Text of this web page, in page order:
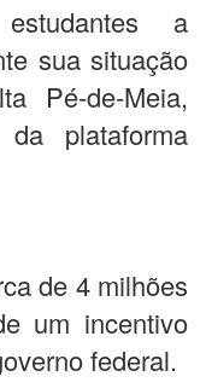
a
sua situação
Pé-de-Meia,
plataforma
de 4 milhões
um incentivo
federal.